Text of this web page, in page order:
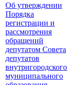
Об утверждении
Порядка
регистрации и
рассмотрения
обращений
депутатом Совета
депутатов
внутригородского
муниципального